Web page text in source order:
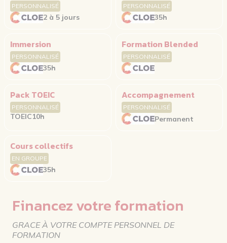
PERSONNALISÉ
2 à 5 jours
PERSONNALISÉ
35h
Immersion
PERSONNALISÉ
35h
Formation Blended
PERSONNALISÉ
Pack TOEIC
PERSONNALISÉ
TOEIC10h
Accompagnement
PERSONNALISÉ
Permanent
Cours collectifs
EN GROUPE
35h
Financez votre formation
GRACE À VOTRE COMPTE PERSONNEL DE
FORMATION